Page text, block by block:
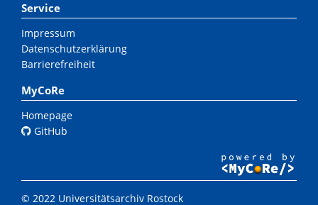
Service
Impressum
Datenschutzerklärung
Barrierefreiheit
MyCoRe
Homepage
GitHub
© 2022 Universitätsarchiv Rostock